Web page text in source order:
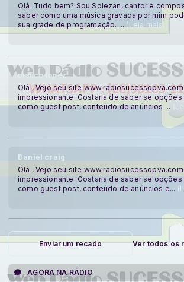
Olá. Tudo bem? Sou Solezan, cantor e
saber como uma música gravada por mim
sua grade de programação. ... (Leia mais)
marco lopez
Olá , Vejo seu site
impressionante. Gostaria de saber se
como guest post, conteúdo de anúncios ...
Daniel craig
Olá , Vejo seu site www.radiosucessopva.com
impressionante. Gostaria de saber se
como guest post, conteúdo de anúncios e...
Enviar um recado Ver todos os
AGORA NA RÁDIO